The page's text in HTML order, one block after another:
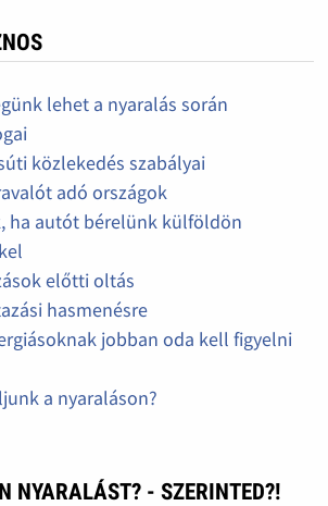
lehet a nyaralás során
közlekedés szabályai
adó országok
ha autót bérelünk külföldön
előtti oltás
hasmenésre
jobban oda kell figyelni
a nyaraláson?
NYARALÁST? - SZERINTED?!